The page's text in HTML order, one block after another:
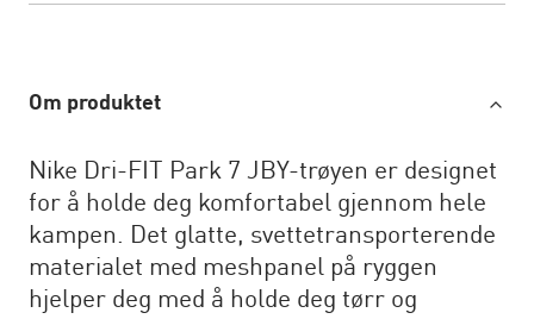
Om produktet
Nike Dri-FIT Park 7 JBY-trøyen er designet
for å holde deg komfortabel gjennom hele
kampen. Det glatte, svettetransporterende
materialet med meshpanel på ryggen
hjelper deg med å holde deg tørr og